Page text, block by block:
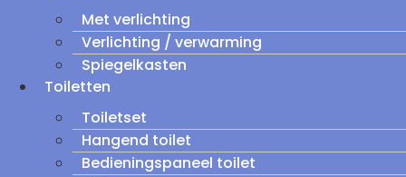
Met verlichting
Verlichting / verwarming
Spiegelkasten
Toiletten
Toiletset
Hangend toilet
Bedieningspaneel toilet